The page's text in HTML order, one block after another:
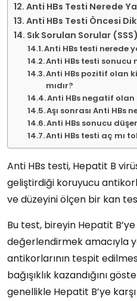
Anti HBs Testi Nerede
Anti HBs Testi Öncesi
Sık Sorulan Sorular (SSS)
Anti HBs testi nerede
Anti HBs testi sonucu
Anti HBs pozitif olan
mıdır?
Anti HBs negatif olan
Aşı sonrası Anti HBs
Anti HBs sonucu
Anti HBs testi aç mı
Anti HBs testi, Hepatit B
geliştirdiği koruyucu
ve düzeyini ölçen bir kan
Bu test, bireyin Hepatit B’ye
değerlendirmek amacıyla
antikorlarının tespit
bağışıklık kazandığını
genellikle Hepatit B’ye